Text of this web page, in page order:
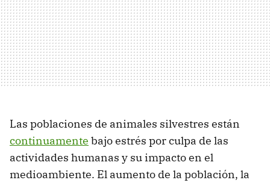
Las poblaciones de animales silvestres están
continuamente bajo estrés por culpa de las
actividades humanas y su impacto en el
medioambiente. El aumento de la población, la